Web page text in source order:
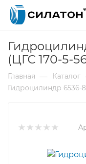
(ЦГС 170-5-
Главная — Каталог
Гидроцилиндр 6536-